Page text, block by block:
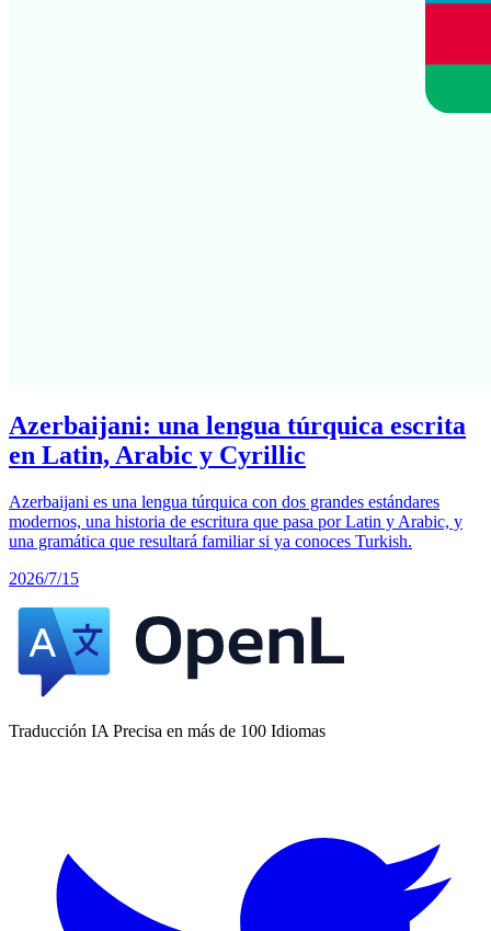
Azerbaijani: una lengua túrquica escrita
en Latin, Arabic y Cyrillic
Azerbaijani es una lengua túrquica con dos grandes estándares
modernos, una historia de escritura que pasa por Latin y Arabic, y
una gramática que resultará familiar si ya conoces Turkish.
2026/7/15
Traducción IA Precisa en más de 100 Idiomas